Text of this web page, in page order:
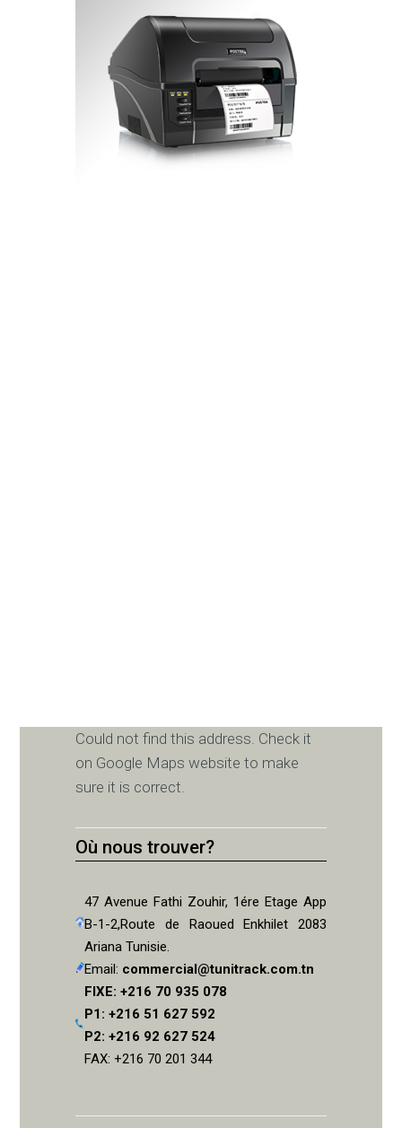
Could not find this address. Check it
on Google Maps website to make
sure it is correct.
Où nous trouver?
47 Avenue Fathi Zouhir, 1ére Etage App
B-1-2,Route de Raoued Enkhilet 2083
Ariana Tunisie.
Email: commercial@tunitrack.com.tn
FIXE: +216 70 935 078
P1: +216 51 627 592
P2: +216 92 627 524
FAX: +216 70 201 344